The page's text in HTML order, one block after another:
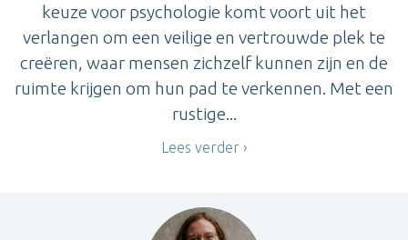
keuze voor psychologie komt voort uit het
verlangen om een veilige en vertrouwde plek te
creëren, waar mensen zichzelf kunnen zijn en de
ruimte krijgen om hun pad te verkennen. Met een
rustige...
Lees verder